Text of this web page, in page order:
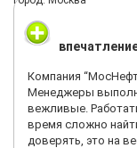
Компания
Менеджеры
вежливые.
время сложно
доверять, это на